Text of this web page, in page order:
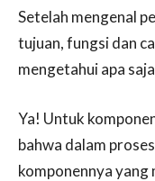
Setelah mengenal
tujuan, fungsi dan
mengetahui apa
Ya! Untuk
bahwa dalam
komponennya yang